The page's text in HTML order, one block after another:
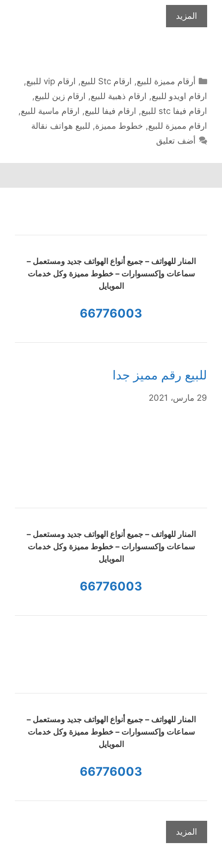
المزيد
التصنيفات
أرقام مميزة للبيع, ارقام Stc للبيع , ارقام vip للبيع
,
ارقام اويدو للبيع, ارقام ذهبية للبيع, ارقام زين للبيع,
ارقام فيفا stc للبيع
, ارقام فيفا للبيع, ارقام ماسية للبيع,
ارقام مميزة للبيع, خطوط مميزة, للبيع هواتف نقالة
أضف تعليق
المنار للهواتف – جميع أنواع الهواتف جديد ومستعمل –
سماعات وإكسسوارات – خطوط مميزة وكل خدمات
الموبايل
66776003
للبيع رقم مميز جدا
29 مارس، 2021
المنار للهواتف – جميع أنواع الهواتف جديد ومستعمل –
سماعات وإكسسوارات – خطوط مميزة وكل خدمات
الموبايل
66776003
المنار للهواتف – جميع أنواع الهواتف جديد ومستعمل –
سماعات وإكسسوارات – خطوط مميزة وكل خدمات
الموبايل
66776003
المزيد